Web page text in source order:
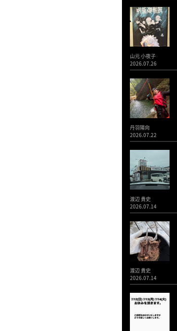
山元 小夜子
2026.07.26
丹羽陽向
2026.07.22
渡辺 貴史
2026.07.14
渡辺 貴史
2026.07.14